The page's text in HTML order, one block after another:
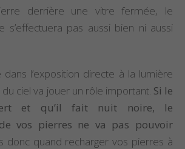
derrière une vitre fermée, le
s’effectuera pas aussi bien ni aussi
l’exposition directe à la lumière
du ciel va jouer un rôle important. Si le
et qu’il fait nuit noire, le
vos pierres ne va pas pouvoir
donc quand recharger vos pierres à